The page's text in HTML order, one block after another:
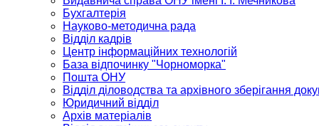
Бухгалтерія
Науково-методична рада
Відділ кадрів
Центр інформаційних технологій
База відпочинку "Чорноморка"
Пошта ОНУ
Відділ діловодства та архівного зберігання
Юридичний відділ
Архів матеріалів